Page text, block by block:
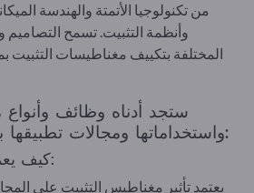
من تكنولوجيا الأتمتة والهندسة
وأنظمة التثبيت. تسمح التصاميم
المختلفة بتكييف مغناطيسات التثبيت
ستجد أدناه وظائف
واستخداماتها ومجالات تطبيقها بالإضافة إلى مزاياها:
كيف يعمل مغناطيس التثبيت:
يعتمد تأثير مغناطيس التثبيت على